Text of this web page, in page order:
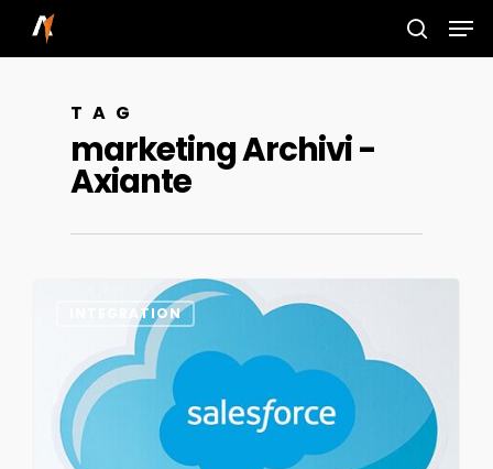
contentTAG
marketing Archivi -
Axiante
INTEGRATION